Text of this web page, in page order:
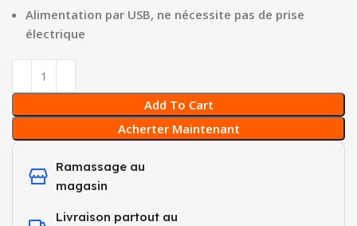
Alimentation par USB, ne nécessite pas de prise
électrique
Add To Cart
Acherter Maintenant
Ramassage au
magasin
Livraison partout au